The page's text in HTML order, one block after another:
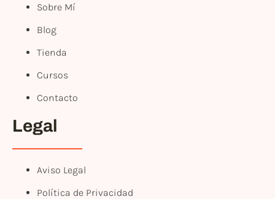
Sobre Mí
Blog
Tienda
Cursos
Contacto
Legal
Aviso Legal
Política de Privacidad